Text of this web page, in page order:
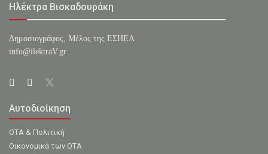
Ηλέκτρα Βισκαδουράκη
Δημοσιογράφος, Μέλος της ΕΣHΕΑ
info@ilektraV.gr
Αυτοδιοίκηση
ΟΤΑ & Πολιτική
Οικονομικά των ΟΤΑ